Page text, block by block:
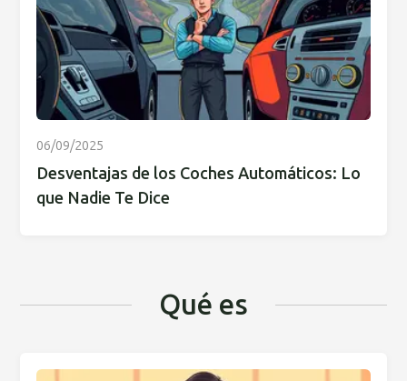
06/09/2025
Desventajas de los Coches Automáticos: Lo
que Nadie Te Dice
Qué es